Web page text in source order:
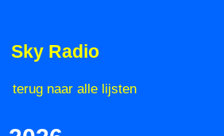
Sky Radio
terug naar alle lijsten